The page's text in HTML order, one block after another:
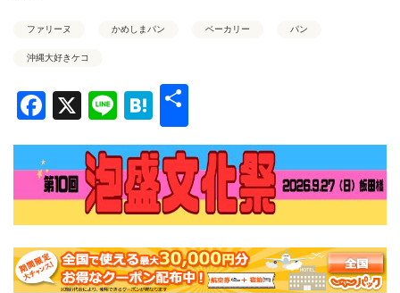
ファリーヌ かめしまパン ベーカリー パン
沖縄大好きケコ
Facebook
X LineHatena